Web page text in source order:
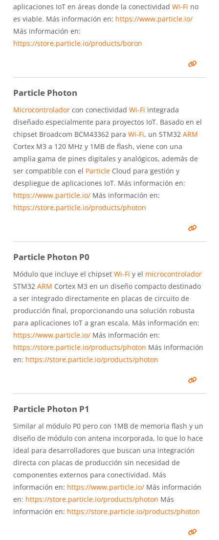
aplicaciones IoT en áreas donde la conectividad Wi-Fi no
es viable. Más información en: https://www.particle.io/
Más información en:
https://store.particle.io/products/boron
Particle Photon
Microcontroladorcon conectividad Wi-Fi integrada
diseñado especialmente para proyectos IoT. Basado en el
chipset Broadcom BCM43362 para Wi-Fi, un STM32 ARM
Cortex M3 a 120 MHz y 1MB de flash, viene con una
amplia gama de pines digitales y analógicos, además de
ser compatible con el ParticleCloud para gestión y
despliegue de aplicaciones IoT. Más información en:
https://www.particle.io/Más información en:
https://store.particle.io/products/photon
Particle Photon P0
Módulo que incluye el chipset Wi-Fi y el microcontrolador
STM32 ARM Cortex M3 en un diseño compacto destinado
a ser integrado directamente en placas de circuito de
producción final, proporcionando una solución robusta
para aplicaciones IoT a gran escala. Más información en:
https://www.particle.io/Más información en:
https://store.particle.io/products/photon Más información
en: https://store.particle.io/products/photon
Particle Photon P1
Similar al módulo P0 pero con 1MB de memoria flash y un
diseño de módulo con antena incorporada, lo que lo hace
ideal para desarrolladores que buscan una integración
directa con placas de producción sin necesidad de
componentes externos para conectividad. Más
información en: https://www.particle.io/Más información
en: https://store.particle.io/products/photon Más
información en: https://store.particle.io/products/photon